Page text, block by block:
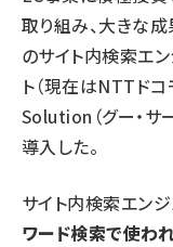
取り組み、大きな
のサイト内検索エ
ト（現在はNTTド
Solution（グー・サ
導入した。
サイト内検索エン
ワード検索で使わ